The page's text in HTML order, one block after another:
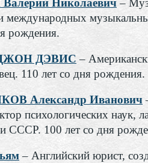
Николаевич–
и международных
рождения.
ДЖОН ДЭВИС –
110 лет со дня рождения.
Александр Иванович
психологических наук,
СССР. 100 лет со дня
– Английский юрист,